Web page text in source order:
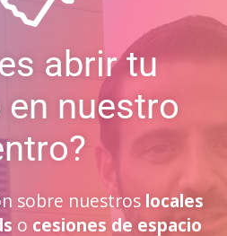
abrir tu
nuestro
sobre nuestros locales
o cesiones de espacio